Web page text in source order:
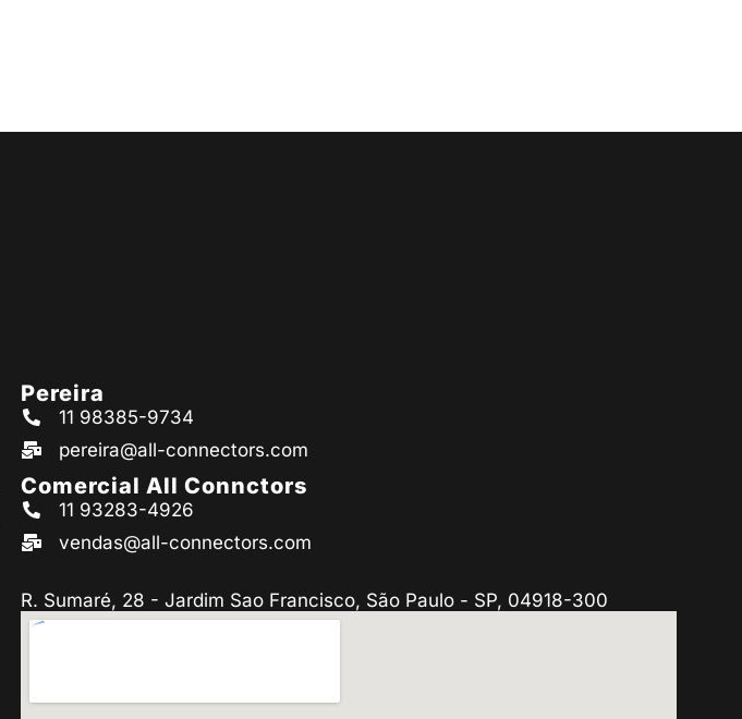
Pereira
11 98385-9734
pereira@all-connectors.com
Comercial All Connctors
11 93283-4926
vendas@all-connectors.com
R. Sumaré, 28 - Jardim Sao Francisco, São Paulo - SP, 04918-300